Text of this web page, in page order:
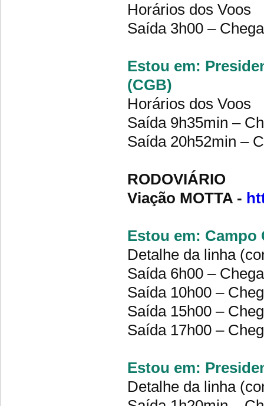
Horários dos Voos
Saída 3h00 –
Estou em:
(CGB)
Horários dos Voos
Saída 9h35min –
Saída 20h52min –
RODOVIÁRIO
Viação MOTTA -
Estou em: Campo
Detalhe da linha
Saída 6h00 –
Saída 10h00 –
Saída 15h00 –
Saída 17h00 –
Estou em:
Detalhe da linha